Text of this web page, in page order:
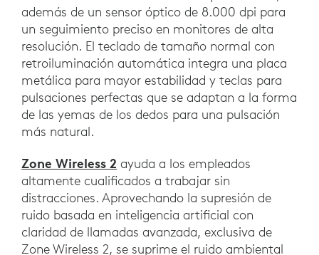
además de un sensor óptico de 8.000 dpi para
un seguimiento preciso en monitores de alta
resolución. El teclado de tamaño normal con
retroiluminación automática integra una placa
metálica para mayor estabilidad y teclas para
pulsaciones perfectas que se adaptan a la forma
de las yemas de los dedos para una pulsación
más natural.
Zone Wireless 2 ayuda a los empleados
altamente cualificados a trabajar sin
distracciones. Aprovechando la supresión de
ruido basada en inteligencia artificial con
claridad de llamadas avanzada, exclusiva de
Zone Wireless 2, se suprime el ruido ambiental